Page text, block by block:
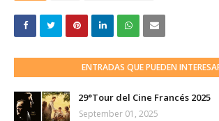
ENTRADAS QUE PUEDEN
29°Tour del Cine Francés 2025
September 01, 2025